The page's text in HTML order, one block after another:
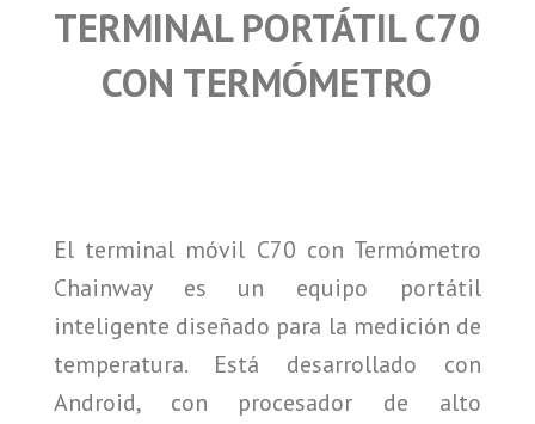
TERMINAL PORTÁTIL C70
CON TERMÓMETRO
El terminal móvil C70 con Termómetro
Chainway es un equipo portátil
inteligente diseñado para la medición de
temperatura. Está desarrollado con
Android, con procesador de alto